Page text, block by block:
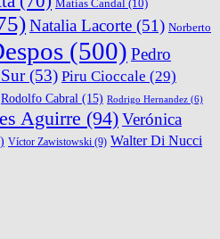
Matías Candal (10)
Natalia Lacorte (51) Norberto
(500) Pedro
(53) Piru Cioccale (29)
Rodolfo Cabral (15) Rodrigo Hernandez (6)
Aguirre (94)Verónica
Víctor Zawistowski (9) Walter Di Nucci